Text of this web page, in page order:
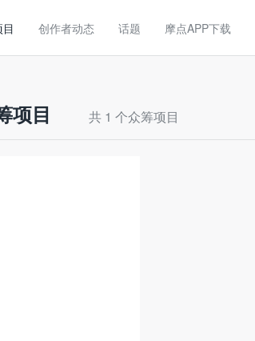
创作者动态 话题 摩点APP下载
项目 共 1 个众筹项目